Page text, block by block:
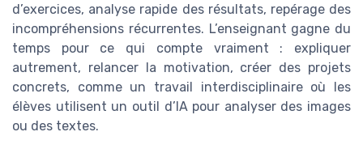
d’exercices, analyse rapide des résultats, repérage des
incompréhensions récurrentes. L’enseignant gagne du
temps pour ce qui compte vraiment : expliquer
autrement, relancer la motivation, créer des projets
concrets, comme un travail interdisciplinaire où les
élèves utilisent un outil d’IA pour analyser des images
ou des textes.